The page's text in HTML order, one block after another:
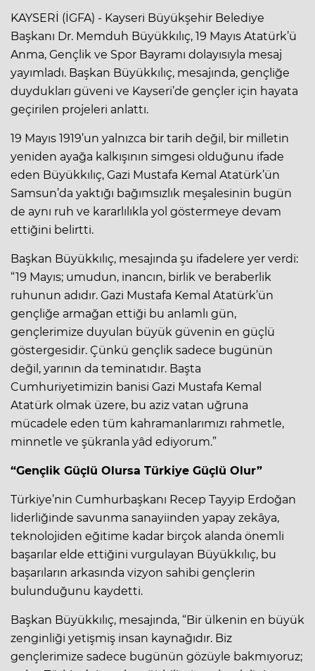
KAYSERİ (İGFA) - Kayseri Büyükşehir Belediye
Başkanı Dr. Memduh Büyükkılıç, 19 Mayıs Atatürk’ü
Anma, Gençlik ve Spor Bayramı dolayısıyla mesaj
yayımladı. Başkan Büyükkılıç, mesajında, gençliğe
duydukları güveni ve Kayseri’de gençler için hayata
geçirilen projeleri anlattı.
19 Mayıs 1919’un yalnızca bir tarih değil, bir milletin
yeniden ayağa kalkışının simgesi olduğunu ifade
eden Büyükkılıç, Gazi Mustafa Kemal Atatürk’ün
Samsun’da yaktığı bağımsızlık meşalesinin bugün
de aynı ruh ve kararlılıkla yol göstermeye devam
ettiğini belirtti.
Başkan Büyükkılıç, mesajında şu ifadelere yer verdi:
“19 Mayıs; umudun, inancın, birlik ve beraberlik
ruhunun adıdır. Gazi Mustafa Kemal Atatürk’ün
gençliğe armağan ettiği bu anlamlı gün,
gençlerimize duyulan büyük güvenin en güçlü
göstergesidir. Çünkü gençlik sadece bugünün
değil, yarının da teminatıdır. Başta
Cumhuriyetimizin banisi Gazi Mustafa Kemal
Atatürk olmak üzere, bu aziz vatan uğruna
mücadele eden tüm kahramanlarımızı rahmetle,
minnetle ve şükranla yâd ediyorum.”
“Gençlik Güçlü Olursa Türkiye Güçlü Olur”
Türkiye’nin Cumhurbaşkanı Recep Tayyip Erdoğan
liderliğinde savunma sanayiinden yapay zekâya,
teknolojiden eğitime kadar birçok alanda önemli
başarılar elde ettiğini vurgulayan Büyükkılıç, bu
başarıların arkasında vizyon sahibi gençlerin
bulunduğunu kaydetti.
Başkan Büyükkılıç, mesajında, “Bir ülkenin en büyük
zenginliği yetişmiş insan kaynağıdır. Biz
gençlerimize sadece bugünün gözüyle bakmıyoruz;